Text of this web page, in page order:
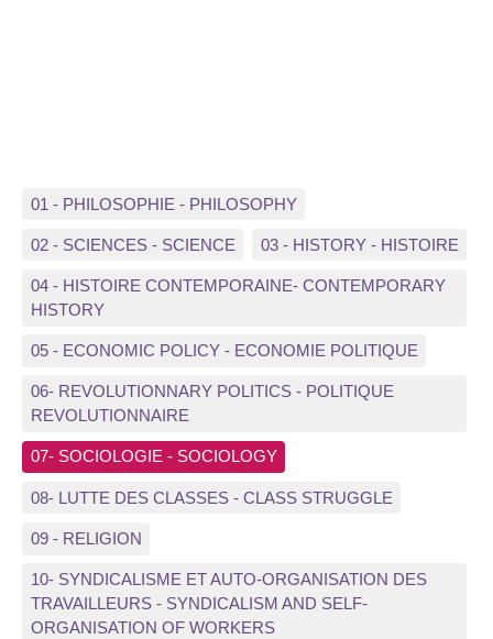
01 - PHILOSOPHIE - PHILOSOPHY
02 - SCIENCES - SCIENCE 03 - HISTORY - HISTOIRE
04 - HISTOIRE CONTEMPORAINE- CONTEMPORARY
HISTORY
05 - ECONOMIC POLICY - ECONOMIE POLITIQUE
06- REVOLUTIONNARY POLITICS - POLITIQUE
REVOLUTIONNAIRE
07- SOCIOLOGIE - SOCIOLOGY
08- LUTTE DES CLASSES - CLASS STRUGGLE
09 - RELIGION
10- SYNDICALISME ET AUTO-ORGANISATION DES
TRAVAILLEURS - SYNDICALISM AND SELF-
ORGANISATION OF WORKERS